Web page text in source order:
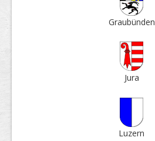
Grau­bün­den
Jura
Luzern